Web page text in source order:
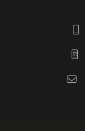

